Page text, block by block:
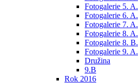
Fotogalerie 5. A.
Fotogalerie 6. A.
Fotogalerie 7. A.
Fotogalerie 8. A.
Fotogalerie 8. B.
Fotogalerie 9. A.
Družina
9.B
Rok 2016